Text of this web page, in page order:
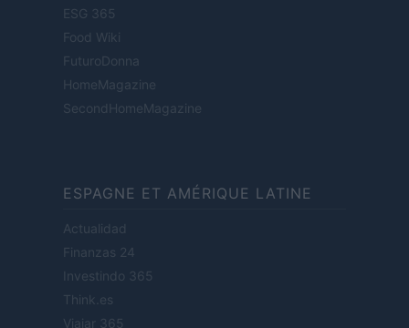
ESG 365
Food Wiki
FuturoDonna
HomeMagazine
SecondHomeMagazine
ESPAGNE ET AMÉRIQUE LATINE
Actualidad
Finanzas 24
Investindo 365
Think.es
Viajar 365